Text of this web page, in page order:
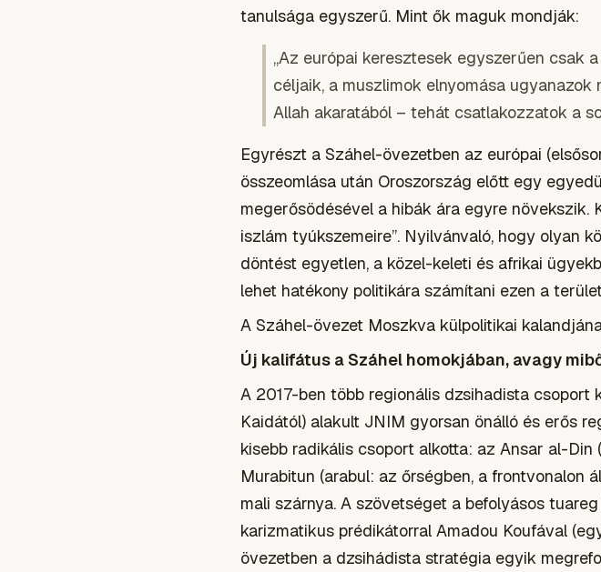
tanulsága egyszerű. Mint ők maguk mondják:
„Az európai keresztesek egyszerűen csak
céljaik, a muszlimok elnyomása
Allah akaratából – tehát csatlakozzatok a
Egyrészt a Száhel-övezetben az európai
összeomlása után Oroszország előtt egy
megerősödésével a hibák ára egyre növekszik.
iszlám tyúkszemeire”. Nyilvánvaló, hogy olyan
döntést egyetlen, a közel-keleti és afrikai
lehet hatékony politikára számítani ezen a
A Száhel-övezet Moszkva külpolitikai
Új kalifátus a Száhel homokjában, avagy
A 2017-ben több regionális dzsihadista
Kaidától) alakult JNIM gyorsan önálló és erős
kisebb radikális csoport alkotta: az Ansar al-
Murabitun (arabul: az őrségben, a frontvonalon
mali szárnya. A szövetséget a befolyásos
karizmatikus prédikátorral Amadou Koufával
övezetben a dzsihádista stratégia egyik